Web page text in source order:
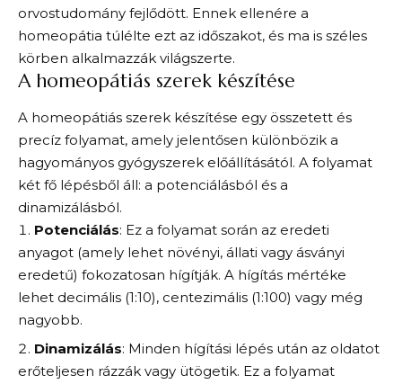
orvostudomány fejlődött. Ennek ellenére a
homeopátia túlélte ezt az időszakot, és ma is széles
körben alkalmazzák világszerte.
A homeopátiás szerek készítése
A homeopátiás szerek készítése egy összetett és
precíz folyamat, amely jelentősen különbözik a
hagyományos gyógyszerek előállításától. A folyamat
két fő lépésből áll: a potenciálásból és a
dinamizálásból.
Potenciálás: Ez a folyamat során az eredeti
anyagot (amely lehet növényi, állati vagy ásványi
eredetű) fokozatosan hígítják. A hígítás mértéke
lehet decimális (1:10), centezimális (1:100) vagy még
nagyobb.
Dinamizálás: Minden hígítási lépés után az oldatot
erőteljesen rázzák vagy ütögetik. Ez a folyamat